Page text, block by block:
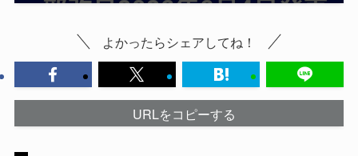
よかったらシェアしてね！
URLをコピーする